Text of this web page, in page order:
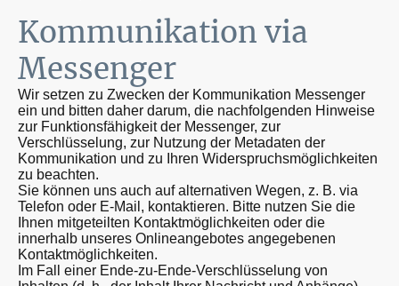
Kommunikation via
Messenger
Wir setzen zu Zwecken der Kommunikation Messenger
ein und bitten daher darum, die nachfolgenden Hinweise
zur Funktionsfähigkeit der Messenger, zur
Verschlüsselung, zur Nutzung der Metadaten der
Kommunikation und zu Ihren Widerspruchsmöglichkeiten
zu beachten.
Sie können uns auch auf alternativen Wegen, z. B. via
Telefon oder E-Mail, kontaktieren. Bitte nutzen Sie die
Ihnen mitgeteilten Kontaktmöglichkeiten oder die
innerhalb unseres Onlineangebotes angegebenen
Kontaktmöglichkeiten.
Im Fall einer Ende-zu-Ende-Verschlüsselung von